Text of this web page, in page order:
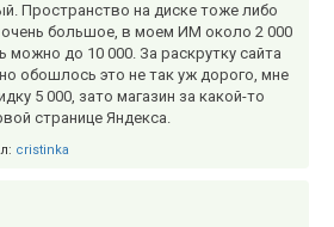
Пространство на диске тоже либо
очень большое, в моем ИМ около 2 000
можно до 10 000. За раскрутку сайта
обошлось это не так уж дорого, мне
5 000, зато магазин за какой-то
странице Яндекса.
cristinka